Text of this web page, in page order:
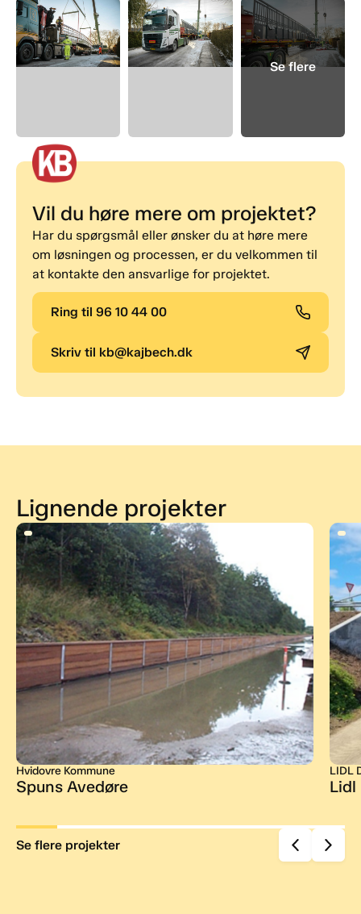
Vil du høre mere om projektet?
Har du spørgsmål eller ønsker du at høre mere
om løsningen og processen, er du velkommen til
at kontakte den ansvarlige for projektet.
Ring til 96 10 44 00
Skriv til kb@kajbech.dk
Lignende projekter
Se flere projekter
Hvidovre Kommune
Spuns Avedøre
LIDL
Lidl